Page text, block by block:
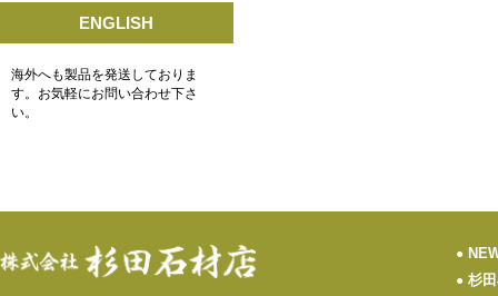
ENGLISH
海外へも製品を発送しておりま
す。お気軽にお問い合わせ下さ
い。
●
● 杉